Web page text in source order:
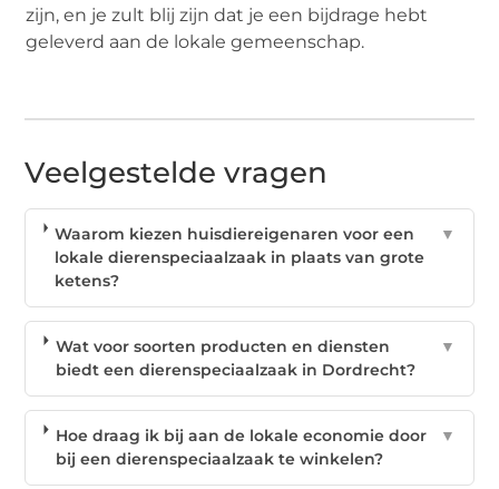
zijn, en je zult blij zijn dat je een bijdrage hebt
geleverd aan de lokale gemeenschap.
Veelgestelde vragen
Waarom kiezen huisdiereigenaren voor een
lokale dierenspeciaalzaak in plaats van grote
ketens?
▼
Wat voor soorten producten en diensten
biedt een dierenspeciaalzaak in Dordrecht?
▼
Hoe draag ik bij aan de lokale economie door
bij een dierenspeciaalzaak te winkelen?
▼